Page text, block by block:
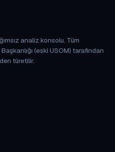
analiz konsolu. Tüm
(eski USOM) tarafından
türetilir.